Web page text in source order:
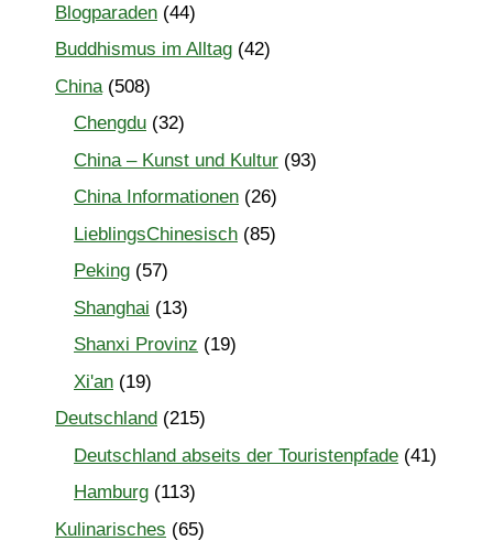
Blogparaden (44)
Buddhismus im Alltag (42)
China (508)
Chengdu (32)
China – Kunst und Kultur (93)
China Informationen (26)
LieblingsChinesisch (85)
Peking (57)
Shanghai (13)
Shanxi Provinz (19)
Xi'an (19)
Deutschland (215)
Deutschland abseits der Touristenpfade (41)
Hamburg (113)
Kulinarisches (65)